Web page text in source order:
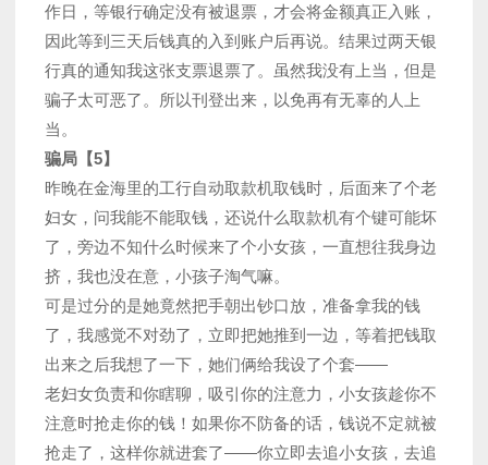
作日，等银行确定没有被退票，才会将金额真正入账，
因此等到三天后钱真的入到账户后再说。结果过两天银
行真的通知我这张支票退票了。虽然我没有上当，但是
骗子太可恶了。所以刊登出来，以免再有无辜的人上
当。
骗局【5】
昨晚在金海里的工行自动取款机取钱时，后面来了个老
妇女，问我能不能取钱，还说什么取款机有个键可能坏
了，旁边不知什么时候来了个小女孩，一直想往我身边
挤，我也没在意，小孩子淘气嘛。
可是过分的是她竟然把手朝出钞口放，准备拿我的钱
了，我感觉不对劲了，立即把她推到一边，等着把钱取
出来之后我想了一下，她们俩给我设了个套——
老妇女负责和你瞎聊，吸引你的注意力，小女孩趁你不
注意时抢走你的钱！如果你不防备的话，钱说不定就被
抢走了，这样你就进套了——你立即去追小女孩，去追